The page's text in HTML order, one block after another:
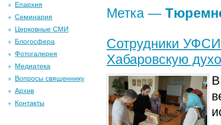
Метка —
Сотрудники
Хабаровскую
Епархия
Семинария
Церковные СМИ
Блогосфера
Фотогалерея
Медиатека
Вопросы священнику
Архив
Контакты